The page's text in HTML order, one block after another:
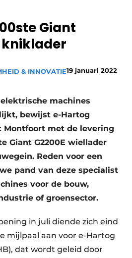
Giant
& INNOVATIE19 januari 2022
machines
bewijst e-Hartog
Montfoort met de levering
Giant G2200E wiellader
Reden voor een
pand van deze specialist
voor de bouw,
of groensector.
in juli diende zich eind
mijlpaal aan voor e-Hartog
dat wordt geleid door